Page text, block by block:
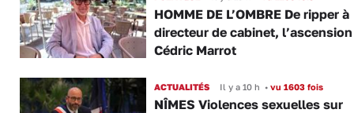
HOMME DE L’OMBRE De ripper à
directeur de cabinet,
Cédric Marrot
ACTUALITÉS Il y a 10 h •vu 1603 fois
NÎMES Violences sexuelles sur